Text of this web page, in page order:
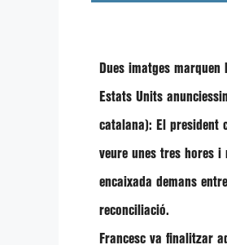
Dues imatges
Estats Units
catalana): El president
veure unes tres hores i
encaixada demans
reconciliació.
Francesc va finalitzar